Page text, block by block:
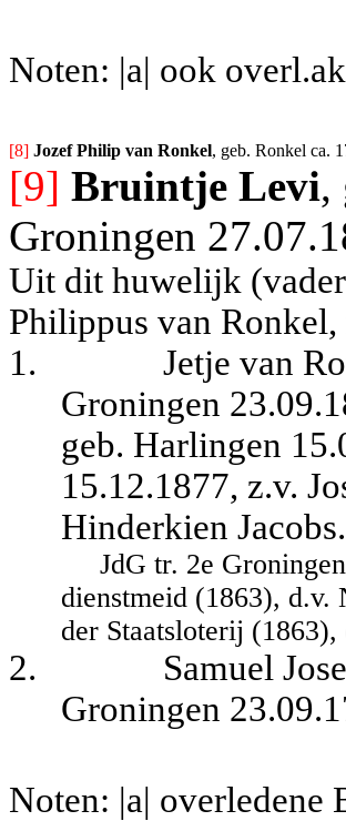
Noten: |a| ook
[8] Jozef Philip van Ronkel, geb. Ronkel ca.
[9] Bruintje Levi,
Groningen
Uit dit huwelijk
Philippus van
1.
Jetje van
Groningen
geb. Harlingen
15.12.1877, z.v.
Hinderkien Jacobs.
JdG tr. 2e
dienstmeid (1863), d.v.
der Staatsloterij
2.
Samuel
Groningen
Noten: |a| overledene